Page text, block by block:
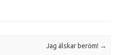
Jag älskar beröm! →